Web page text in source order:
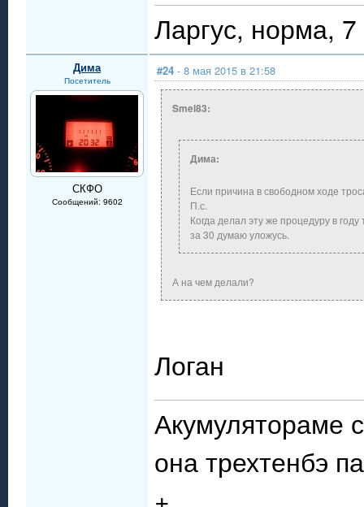
Ларгус, норма,
Дима
Посетитель
СКФО
Сообщений: 9602
#24 - 8 мая 2015 в 21:58
Smel83:
Дима:
Если причина в свободном ходе
П.с.
Когда делал эту же процедуру в
за 30 думаю уложусь.
А на чем делали?
Логан
Акумулятораме
она трехтенбэ
+